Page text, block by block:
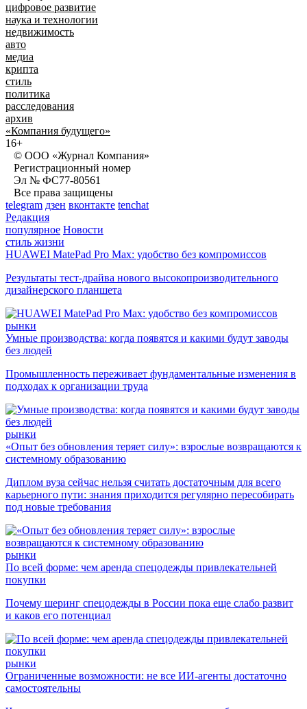
цифровое развитие
наука и технологии
недвижимость
авто
медиа
крипта
стиль
политика
расследования
архив
«Компания будущего»
16+
© ООО «Журнал Компания»
Регистрационный номер
Эл № ФС77-80561
Все права защищены
telegram дзен вконтакте tenchat
Редакция
популярное Новости
стиль жизни
HUAWEI MatePad Pro Max: удобство без компромиссов
Результаты тест-драйва нового высокопроизводительного
дизайнерского планшета
рынки
Умные производства: когда появятся и какими будут заводы
без людей
Промышленность переживает фундаментальные изменения в
подходах к организации труда
рынки
«Опыт без обновления теряет силу»: взрослые возвращаются к
системному образованию
Диплом вуза сейчас нельзя считать достаточным для всего
карьерного пути: знания приходится регулярно пересобирать
под новые требования
рынки
По всей форме: чем аренда спецодежды привлекательней
покупки
Почему шеринг спецодежды в России пока еще слабо развит
и каков его потенциал
рынки
Ограниченные возможности: не все ИИ-агенты достаточно
самостоятельны